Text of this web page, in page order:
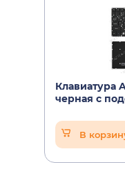
Клавиатура
черная с
В